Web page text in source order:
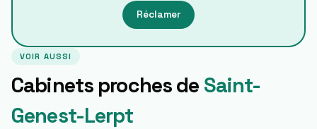
Réclamer
VOIR AUSSI
Cabinets proches de Saint-
Genest-Lerpt